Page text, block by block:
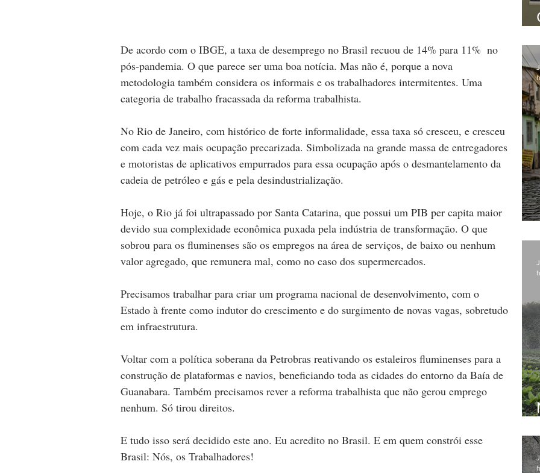
De acordo com o IBGE, a taxa de desemprego no Brasil recuou de 14% para 11%  no
pós-pandemia. O que parece ser uma boa notícia. Mas não é, porque a nova
metodologia também considera os informais e os trabalhadores intermitentes. Uma
categoria de trabalho fracassada da reforma trabalhista.
No Rio de Janeiro, com histórico de forte informalidade, essa taxa só cresceu, e cresceu
com cada vez mais ocupação precarizada. Simbolizada na grande massa de entregadores
e motoristas de aplicativos empurrados para essa ocupação após o desmantelamento da
cadeia de petróleo e gás e pela desindustrialização.
Hoje, o Rio já foi ultrapassado por Santa Catarina, que possui um PIB per capita maior
devido sua complexidade econômica puxada pela indústria de transformação. O que
sobrou para os fluminenses são os empregos na área de serviços, de baixo ou nenhum
valor agregado, que remunera mal, como no caso dos supermercados.
Precisamos trabalhar para criar um programa nacional de desenvolvimento, com o
Estado à frente como indutor do crescimento e do surgimento de novas vagas, sobretudo
em infraestrutura.
Voltar com a política soberana da Petrobras reativando os estaleiros fluminenses para a
construção de plataformas e navios, beneficiando toda as cidades do entorno da Baía de
Guanabara. Também precisamos rever a reforma trabalhista que não gerou emprego
nenhum. Só tirou direitos.
E tudo isso será decidido este ano. Eu acredito no Brasil. E em quem constrói esse
Brasil: Nós, os Trabalhadores!